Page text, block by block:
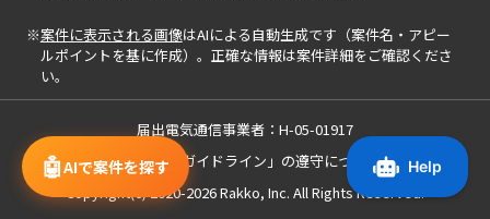
🤖AIで案件を探す
※案件に表示される画像はAIによる自動生成です（案件名・アピー
ルポイントを基に作成）。正確な情報は案件詳細をご確認くださ
い。
届出電気通信事業者：H-05-01917
「中小M&Aガイドライン」の遵守について
Copyright(c) 2020-2026Rakko, Inc. All Rights Reserved.